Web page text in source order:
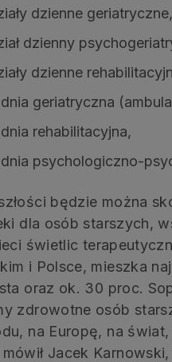
dzienne geriatryczne,
dzienny
dzienne
geriatryczna
rehabilitacyjna,
psychologiczno-
będzie można
dla osób starszych,
świetlic
i Polsce, mieszka
oraz ok. 30 proc.
zdrowotne osób
na Europę, na
Jacek